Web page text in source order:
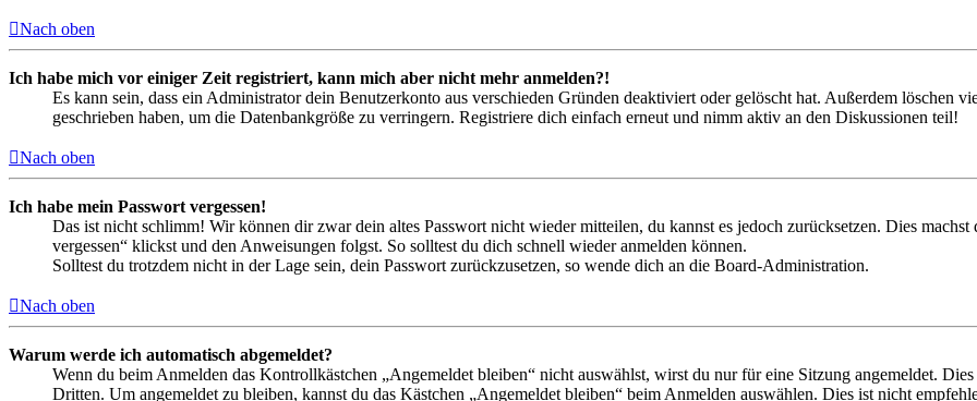
Nach oben
Ich habe mich vor einiger Zeit registriert, kann mich aber nicht mehr anmelden?!
Es kann sein, dass ein Administrator dein Benutzerkonto aus verschieden Gründen deaktiviert oder gelöscht hat. Außerdem löschen
geschrieben haben, um die Datenbankgröße zu verringern. Registriere dich einfach erneut und nimm aktiv an den Diskussionen teil!
Nach oben
Ich habe mein Passwort vergessen!
Das ist nicht schlimm! Wir können dir zwar dein altes Passwort nicht wieder mitteilen, du kannst es jedoch zurücksetzen. Dies
vergessen“ klickst und den Anweisungen folgst. So solltest du dich schnell wieder anmelden können.
Solltest du trotzdem nicht in der Lage sein, dein Passwort zurückzusetzen, so wende dich an die Board-Administration.
Nach oben
Warum werde ich automatisch abgemeldet?
Wenn du beim Anmelden das Kontrollkästchen „Angemeldet bleiben“ nicht auswählst, wirst du nur für eine Sitzung angemeldet.
Dritten. Um angemeldet zu bleiben, kannst du das Kästchen „Angemeldet bleiben“ beim Anmelden auswählen. Dies ist nicht